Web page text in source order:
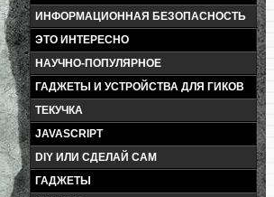
ИНФОРМАЦИОННАЯ БЕЗОПАСНОСТЬ
ЭТО ИНТЕРЕСНО
НАУЧНО-ПОПУЛЯРНОЕ
ГАДЖЕТЫ И УСТРОЙСТВА ДЛЯ ГИКОВ
ТЕКУЧКА
JAVASCRIPT
DIY ИЛИ СДЕЛАЙ САМ
ГАДЖЕТЫ